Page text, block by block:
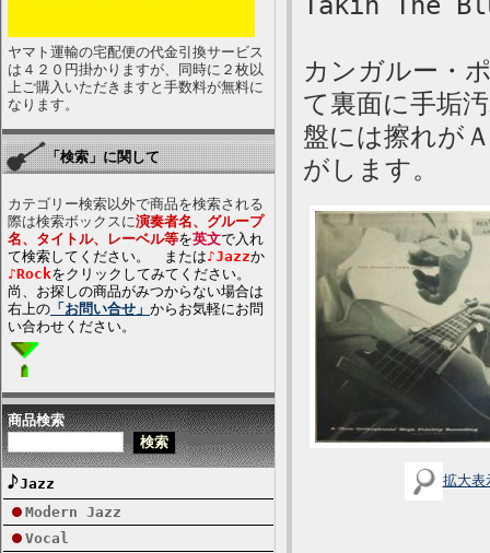
ヤマト運輸の宅配便の代金引換サービス
は４２０円掛かりますが、同時に２枚以
上ご購入いただきますと手数料が無料に
なります。
「検索」に関して
カテゴリー検索以外で商品を検索される
際は検索ボックスに演奏者名、グループ
名、タイトル、レーベル等を英文で入れ
て検索してください。 または♪Jazzか
♪Rockをクリックしてみてください。
尚、お探しの商品がみつからない場合は
右上の 「お問い合せ」 からお気軽にお問
い合わせください。
商品検索
Jazz
Modern Jazz
Vocal
カンガルー・
て裏面に手垢
盤には擦れが
がします。
拡大表